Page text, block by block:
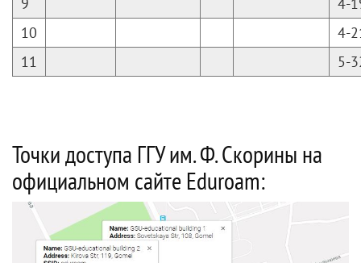
10
4-
11
5-
Точки доступа ГГУ им. Ф. Скорины на
официальном сайте Eduroam: